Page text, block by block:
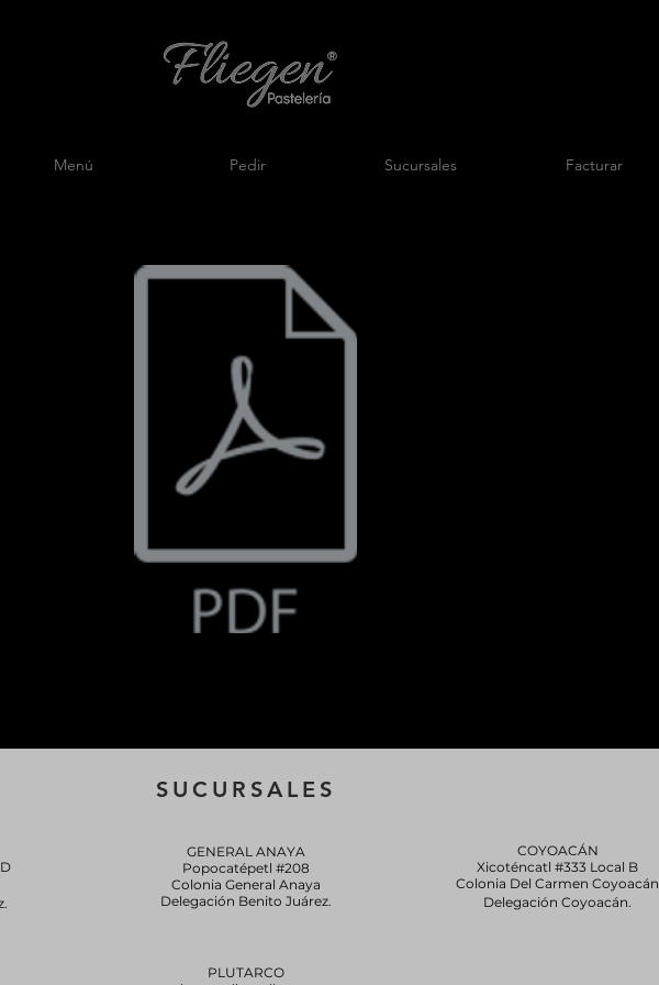
Menú Pedir Sucursales Facturar
SUCURSALES
COYOACÁN
Xicoténcatl #333 Local B
Colonia Del Carmen Coyoacán
Delegación Coyoacán.
GENERAL ANAYA
Popocatépetl #208
Colonia General Anaya
Delegación Benito Juárez.
PLUTARCO